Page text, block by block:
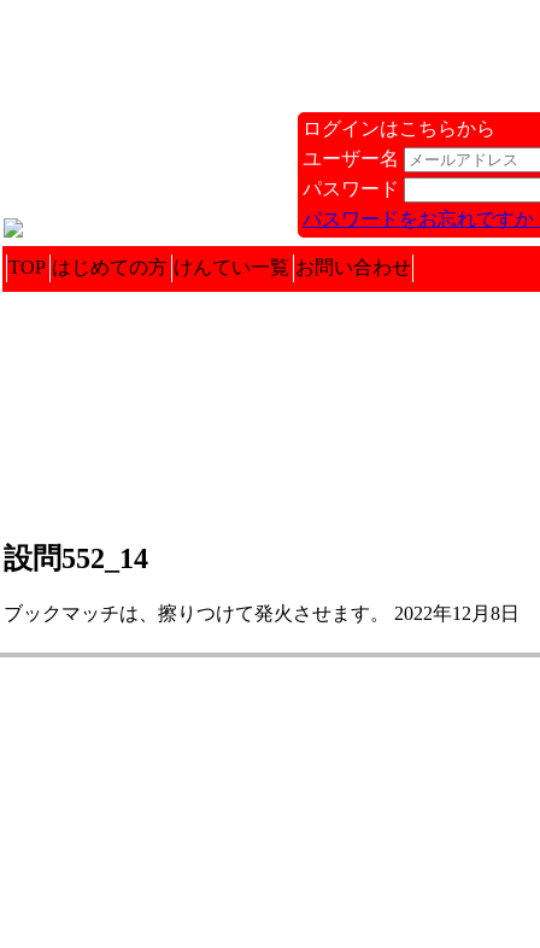
ログインはこちらから
ユーザー名
パスワード
パスワードをお忘れですか
TOP はじめての方 けんてい一覧 お問い合わせ
設問552_14
ブックマッチは、擦りつけて発火させます。 2022年12月8日